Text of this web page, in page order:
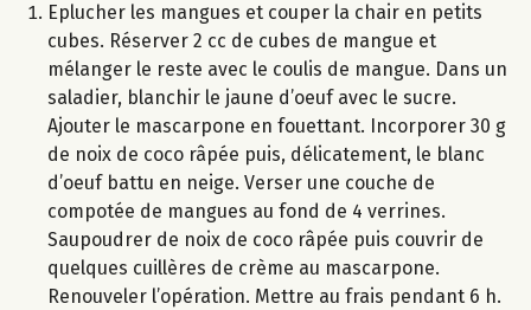
Eplucher les mangues et couper la chair en petits
cubes. Réserver 2 cc de cubes de mangue et
mélanger le reste avec le coulis de mangue. Dans un
saladier, blanchir le jaune d’oeuf avec le sucre.
Ajouter le mascarpone en fouettant. Incorporer 30 g
de noix de coco râpée puis, délicatement, le blanc
d’oeuf battu en neige. Verser une couche de
compotée de mangues au fond de 4 verrines.
Saupoudrer de noix de coco râpée puis couvrir de
quelques cuillères de crème au mascarpone.
Renouveler l’opération. Mettre au frais pendant 6 h.